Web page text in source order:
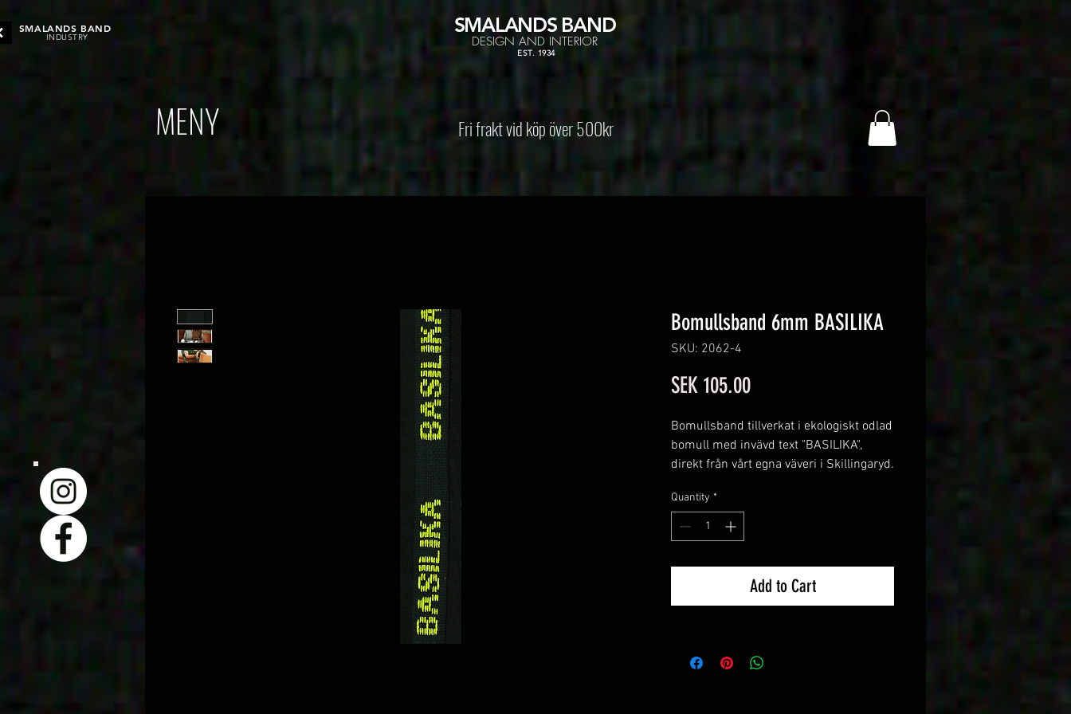
SMALANDS BAND
INDUSTRY
SMALANDS BAND
DESIGN AND INTERIOR
EST. 1934
MENY Fri frakt vid köp över 500kr
Bomullsband 6mm BASILIKA
SKU: 2062-4
SEK 105.00Price
Bomullsband tillverkat i ekologiskt odlad
bomull med invävd text "BASILIKA",
direkt från vårt egna väveri i Skillingaryd.
eller varför inte tillverka era egna
örtpinnar.
Förpackning om 25 meter.
Quantity *
Add to Cart